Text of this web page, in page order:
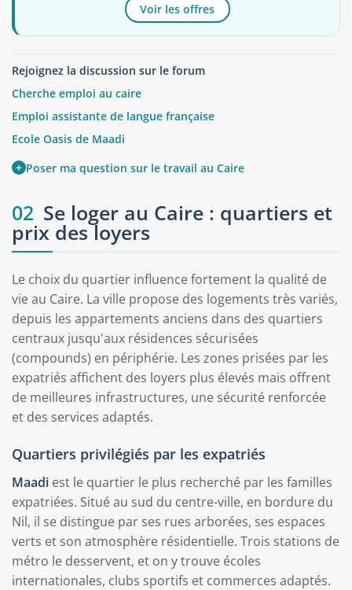
Voir les offres
Rejoignez la discussion sur le forum
Cherche emploi au caire
Emploi assistante de langue française
Ecole Oasis de Maadi
+ Poser ma question sur le travail au Caire
02 Se loger au Caire : quartiers et
prix des loyers
Le choix du quartier influence fortement la qualité de
vie au Caire. La ville propose des logements très variés,
depuis les appartements anciens dans des quartiers
centraux jusqu'aux résidences sécurisées
(compounds) en périphérie. Les zones prisées par les
expatriés affichent des loyers plus élevés mais offrent
de meilleures infrastructures, une sécurité renforcée
et des services adaptés.
Quartiers privilégiés par les expatriés
Maadi est le quartier le plus recherché par les familles
expatriées. Situé au sud du centre-ville, en bordure du
Nil, il se distingue par ses rues arborées, ses espaces
verts et son atmosphère résidentielle. Trois stations de
métro le desservent, et on y trouve écoles
internationales, clubs sportifs et commerces adaptés.